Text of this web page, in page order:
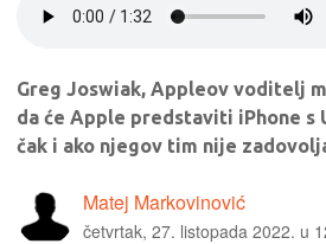
Greg Joswiak, Appleov voditelj
da će Apple predstaviti iPhone s
čak i ako njegov tim nije
Matej Markovinović
četvrtak, 27. listopada 2022. u